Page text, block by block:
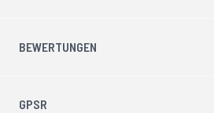
BEWERTUNGEN
GPSR